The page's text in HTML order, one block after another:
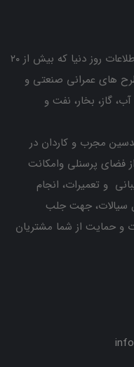
مجموعه ای مستقر در تهران با بالاترین اطلاعات روز دنیا که بیش از ۲۰
های عمرانی صنعتی و
گاز، بخار، نفت و
مجرب و کاردان ‌در
فضای پرسنلی وامکانت
و تعمیرات، انجام
سیالات، جهت جلب
و حمایت از شما مشتریان